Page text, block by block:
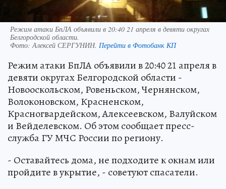
Режим атаки БпЛА объявили в 20:40 21 апреля в девяти округах
Белгородской области.
Фото: Алексей СЕРГУНИН. Перейти в Фотобанк КП
Режим атаки БпЛА объявили в 20:40 21 апреля в
девяти округах Белгородской области -
Новооскольском, Ровеньском, Чернянском,
Волоконовском, Красненском,
Красногвардейском, Алексеевском, Валуйском
и Вейделевском. Об этом сообщает пресс-
служба ГУ МЧС России по региону.
- Оставайтесь дома, не подходите к окнам или
пройдите в укрытие, - советуют спасатели.